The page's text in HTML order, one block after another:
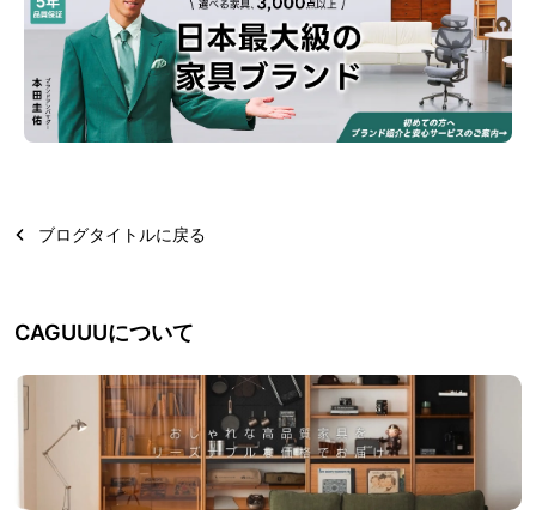
ブログタイトルに戻る
CAGUUUについて